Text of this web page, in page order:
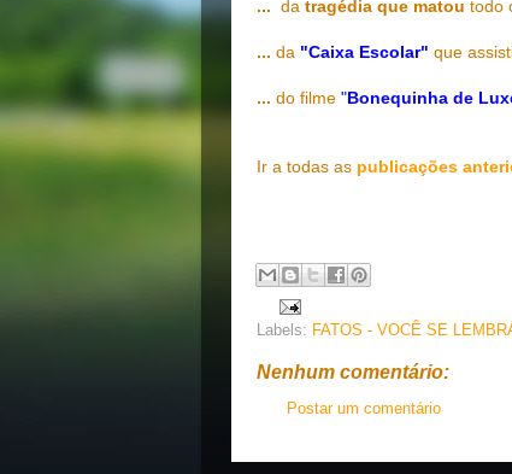
... da tragédia que matou todo
... da "Caixa Escolar" que
... do filme "Bonequinha de
Ir a todas as publicações
Labels: FATOS - VOCÊ SE
Nenhum comentário:
Postar um comentário